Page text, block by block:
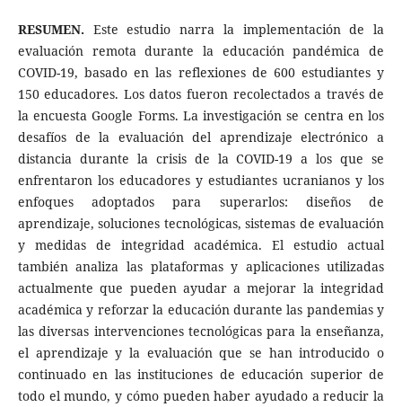
RESUMEN. Este estudio narra la implementación de la
evaluación remota durante la educación pandémica de
COVID-19, basado en las reflexiones de 600 estudiantes y
150 educadores. Los datos fueron recolectados a través de
la encuesta Google Forms. La investigación se centra en los
desafíos de la evaluación del aprendizaje electrónico a
distancia durante la crisis de la COVID-19 a los que se
enfrentaron los educadores y estudiantes ucranianos y los
enfoques adoptados para superarlos: diseños de
aprendizaje, soluciones tecnológicas, sistemas de evaluación
y medidas de integridad académica. El estudio actual
también analiza las plataformas y aplicaciones utilizadas
actualmente que pueden ayudar a mejorar la integridad
académica y reforzar la educación durante las pandemias y
las diversas intervenciones tecnológicas para la enseñanza,
el aprendizaje y la evaluación que se han introducido o
continuado en las instituciones de educación superior de
todo el mundo, y cómo pueden haber ayudado a reducir la